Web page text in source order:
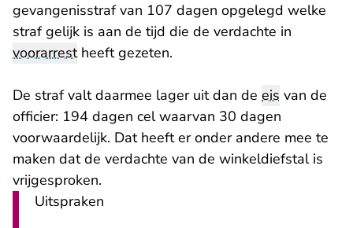
gevangenisstraf van 107 dagen opgelegd welke
straf gelijk is aan de tijd die de verdachte in
voorarrestheeft gezeten.
De straf valt daarmee lager uit dan de eis van de
officier: 194 dagen cel waarvan 30 dagen
voorwaardelijk. Dat heeft er onder andere mee te
maken dat de verdachte van de winkeldiefstal is
vrijgesproken.
Uitspraken